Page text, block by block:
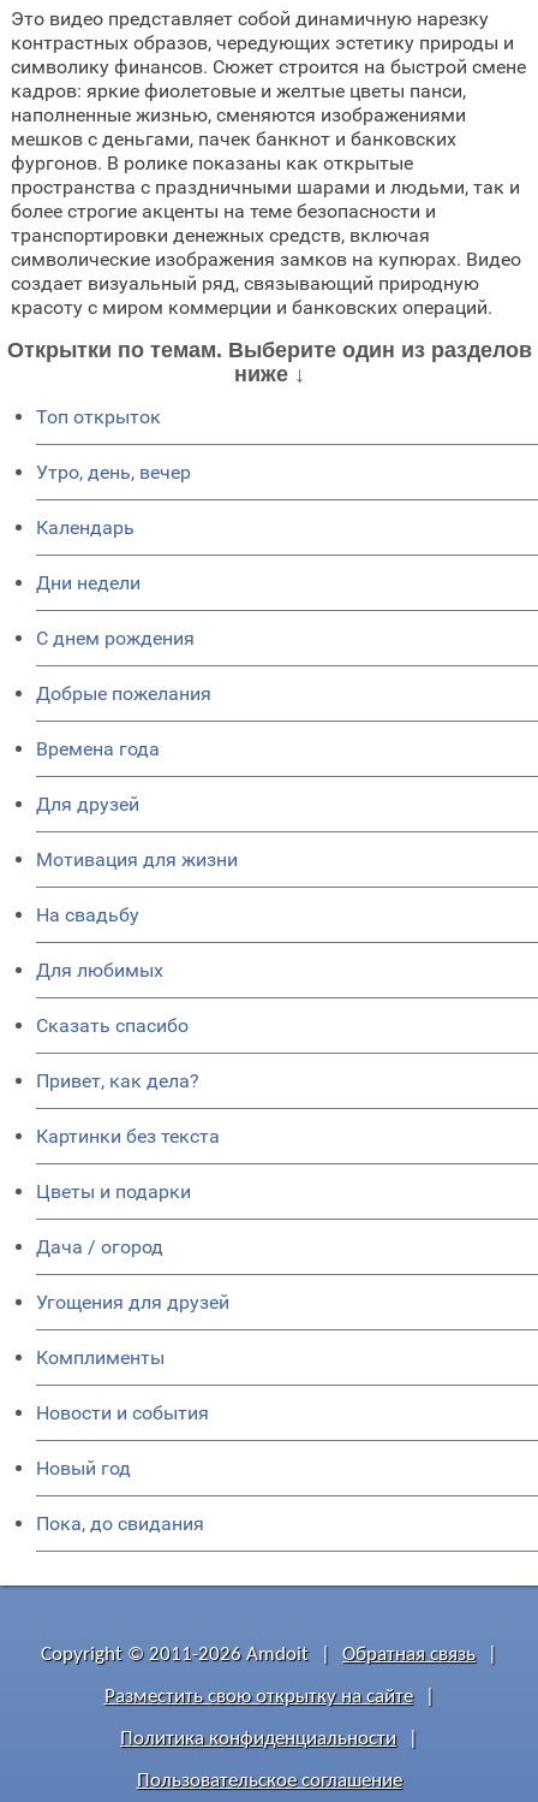
Это видео представляет собой динамичную нарезку
контрастных образов, чередующих эстетику природы и
символику финансов. Сюжет строится на быстрой смене
кадров: яркие фиолетовые и желтые цветы панси,
наполненные жизнью, сменяются изображениями
мешков с деньгами, пачек банкнот и банковских
фургонов. В ролике показаны как открытые
пространства с праздничными шарами и людьми, так и
более строгие акценты на теме безопасности и
транспортировки денежных средств, включая
символические изображения замков на купюрах. Видео
создает визуальный ряд, связывающий природную
красоту с миром коммерции и банковских операций.
Открытки по темам. Выберите один из разделов
ниже ↓
Топ открыток
Утро, день, вечер
Календарь
Дни недели
C днем рождения
Добрые пожелания
Времена года
Для друзей
Мотивация для жизни
На свадьбу
Для любимых
Сказать спасибо
Привет, как дела?
Картинки без текста
Цветы и подарки
Дача / огород
Угощения для друзей
Комплименты
Новости и события
Новый год
Пока, до свидания
Copyright © 2011-2026 Amdoit Обратная связь
Разместить свою открытку на сайте
Политика конфиденциальности
Пользовательское соглашение